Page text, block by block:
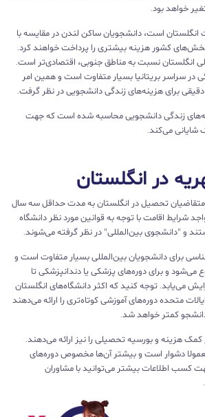
خواهد بود.
انگلستان است، دانشجویان ساکن لندن در مقایسه با
کشور هزینه‌ بیشتری را پرداخت خواهند کرد.
انگلستان نسبت به مناطق جنوبی، اقتصادی‌تر است.
در سراسر بریتانیا بسیار متفاوت است و همین امر
برای هزینه‌های زندگی دانشجویی در نظر گرفت.
زندگی دانشجویی محاسبه شده است که جهت
شایانی می‌کند.
در انگلستان
تحصیل در انگلستان به مدت حداقل سه سال
شرایط اقامت با توجه به قوانین مورد نظر دانشگاه
و "دانشجوی بین‌المللی" در نظر گرفته می‌شوند.
برای دانشجویان بین‌المللی بسیار متفاوت است و
پوند شروع می‌شود و برای دوره‌های پزشکی یا دندانپزشکی تا
افزایش می‌یابد. توجه کنید که اکثر دانشگاه‌های انگلستان
متحده دوره‌های آموزشی کوتاه‌تری را ارائه می‌دهند
کمتر خواهد شد.
کمک هزینه‌ و بورسیه تحصیلی را نیز ارائه می‌دهند.
دشوار است و بیشتر آن‌ها مخصوص دوره‌های
کسب اطلاعات بیشتر می‌توانید با مشاوران